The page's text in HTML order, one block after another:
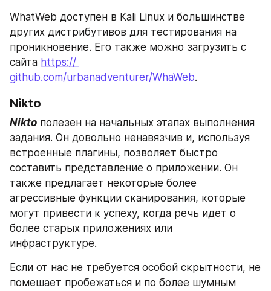
WhatWeb доступен в Kali Linux и большинстве
других дистрибутивов для тестирования на
проникновение. Его также можно загрузить с
сайта https://
github.com/urbanadventurer/WhaWeb.
Nikto
Nikto полезен на начальных этапах выполнения
задания. Он довольно ненавязчив и, используя
встроенные плагины, позволяет быстро
составить представление о приложении. Он
также предлагает некоторые более
агрессивные функции сканирования, которые
могут привести к успеху, когда речь идет о
более старых приложениях или
инфраструктуре.
Если от нас не требуется особой скрытности, не
помешает пробежаться и по более шумным